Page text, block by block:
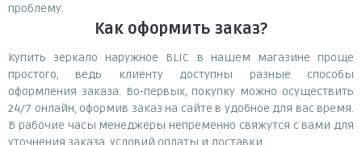
проблему.
Как оформить заказ?
Купить зеркало наружное BLIC в нашем магазине проще
простого, ведь клиенту доступны разные способы
оформления заказа. Во-первых, покупку можно осуществить
24/7 онлайн, оформив заказ на сайте в удобное для вас время.
В рабочие часы менеджеры непременно свяжутся с вами для
уточнения заказа, условий оплаты и доставки.